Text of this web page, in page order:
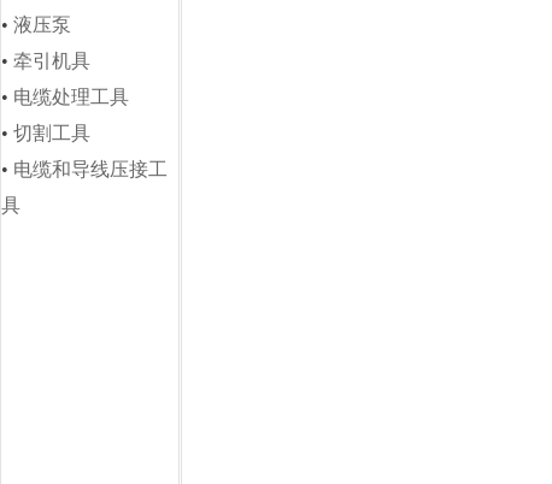
• 液压泵
• 牵引机具
• 电缆处理工具
• 切割工具
• 电缆和导线压接工
具